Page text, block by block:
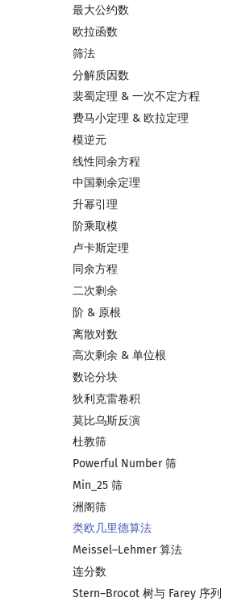
最大公约数
欧拉函数
筛法
分解质因数
裴蜀定理 & 一次不定方程
费马小定理 & 欧拉定理
模逆元
线性同余方程
中国剩余定理
升幂引理
阶乘取模
卢卡斯定理
同余方程
二次剩余
阶 & 原根
离散对数
高次剩余 & 单位根
数论分块
狄利克雷卷积
莫比乌斯反演
杜教筛
Powerful Number 筛
Min_25 筛
洲阁筛
类欧几里德算法
Meissel–Lehmer 算法
连分数
Stern–Brocot 树与 Farey 序列